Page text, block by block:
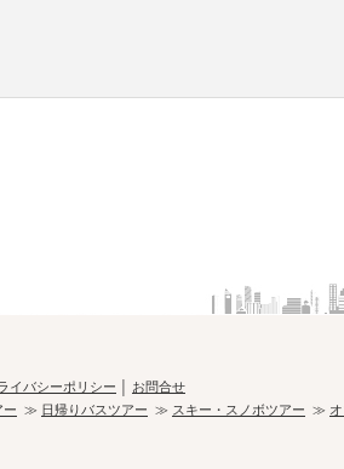
イバシーポリシー
お問合せ
ー ≫ 日帰りバスツアー ≫ スキー・スノボツアー ≫